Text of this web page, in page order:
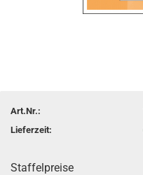
Art.Nr.:
Lieferzeit:
Staffelpreise